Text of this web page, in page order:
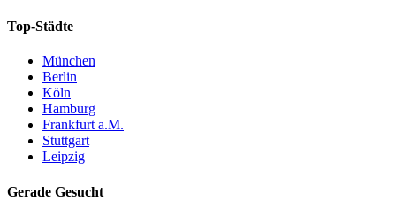
Top-Städte
München
Berlin
Köln
Hamburg
Frankfurt a.M.
Stuttgart
Leipzig
Gerade Gesucht